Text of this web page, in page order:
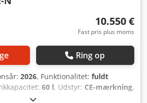
10.550 €
Fast pris plus moms
Ring op
2026, Funktionalitet: fuldt
60 l, Udstyr: CE-mærkning,
•Kogekapacitet 4 – 48 liter •Manuelt